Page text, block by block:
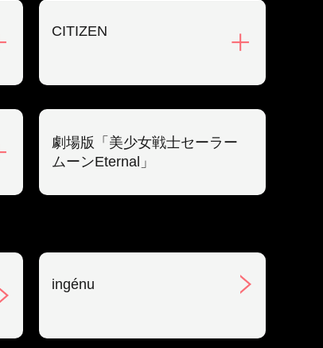
CITIZEN
劇場版「美少女戦士セーラー
ムーンEternal」
ingénu